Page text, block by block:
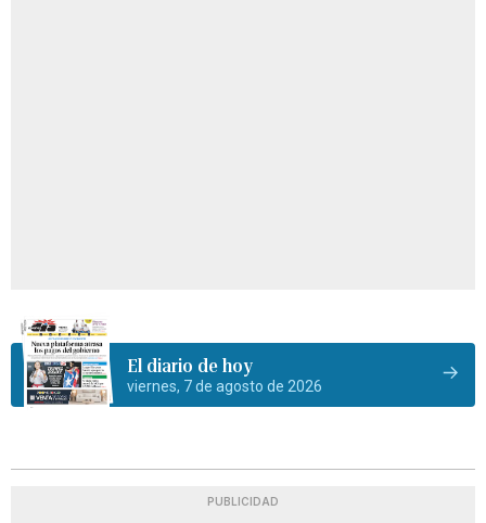
El diario de hoy
viernes, 7 de agosto de 2026
PUBLICIDAD